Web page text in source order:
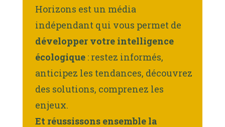
Horizons est un média
indépendant qui vous permet de
développer votre intelligence
écologique : restez informés,
anticipez les tendances, découvrez
des solutions, comprenez les
enjeux.
Et réussissons ensemble la